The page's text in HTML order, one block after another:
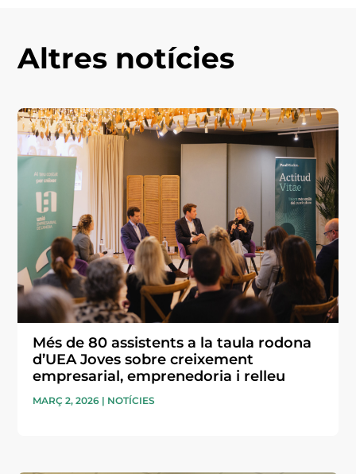
Altres notícies
Més de 80 assistents a la taula rodona
d’UEA Joves sobre creixement
empresarial, emprenedoria i relleu
MARÇ 2, 2026 | NOTÍCIES